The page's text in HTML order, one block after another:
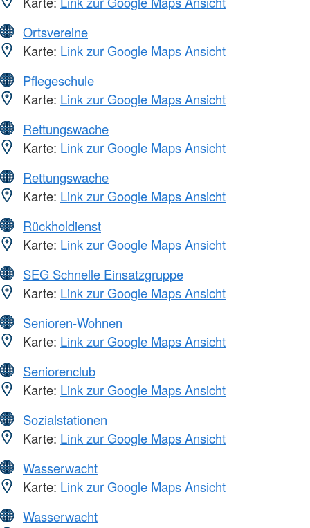
Ortsvereine
Karte: Link zur Google Maps Ansicht
Pflegeschule
Karte: Link zur Google Maps Ansicht
Rettungswache
Karte: Link zur Google Maps Ansicht
Rettungswache
Karte: Link zur Google Maps Ansicht
Rückholdienst
Karte: Link zur Google Maps Ansicht
SEG Schnelle Einsatzgruppe
Karte: Link zur Google Maps Ansicht
Senioren-Wohnen
Karte: Link zur Google Maps Ansicht
Seniorenclub
Karte: Link zur Google Maps Ansicht
Sozialstationen
Karte: Link zur Google Maps Ansicht
Wasserwacht
Karte: Link zur Google Maps Ansicht
Wasserwacht